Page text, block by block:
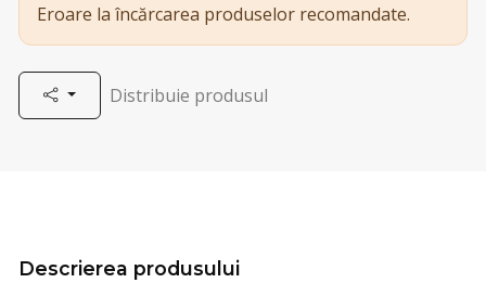
Eroare la încărcarea produselor recomandate.
Distribuie produsul
Descrierea produsului